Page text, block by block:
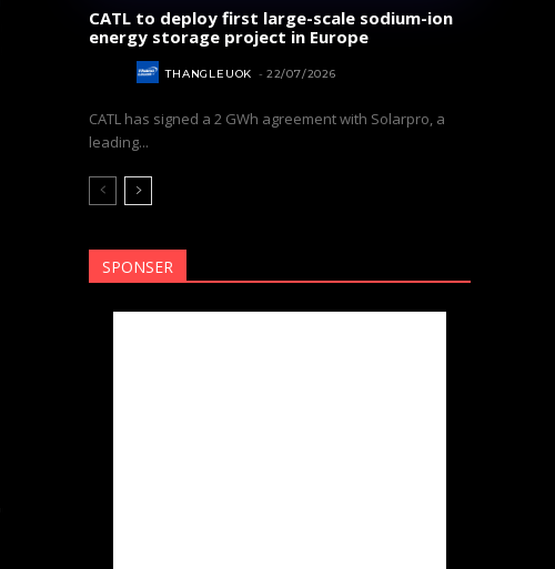
CATL to deploy first large-scale sodium-ion
energy storage project in Europe
THANGLEUOK - 22/07/2026
CATL has signed a 2 GWh agreement with Solarpro, a
leading...
SPONSER